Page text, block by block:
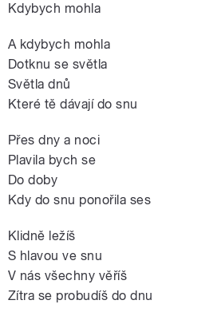
Kdybych mohla
A kdybych mohla
Dotknu se světla
Světla dnů
Které tě dávají do snu
Přes dny a noci
Plavila bych se
Do doby
Kdy do snu ponořila ses
Klidně ležíš
S hlavou ve snu
V nás všechny věříš
Zítra se probudíš do dnu